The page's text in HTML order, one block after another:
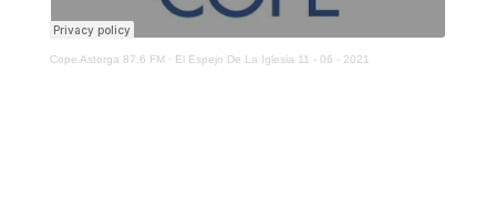
Cope Astorga 87.6 FM· El Espejo De La Iglesia 11 - 06 - 2021